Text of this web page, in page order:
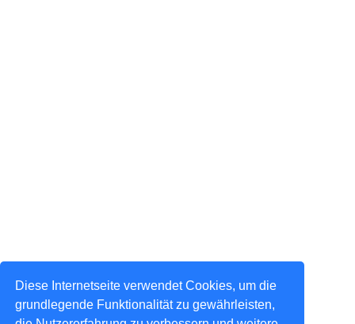
Diese Internetseite verwendet Cookies, um die
grundlegende Funktionalität zu gewährleisten,